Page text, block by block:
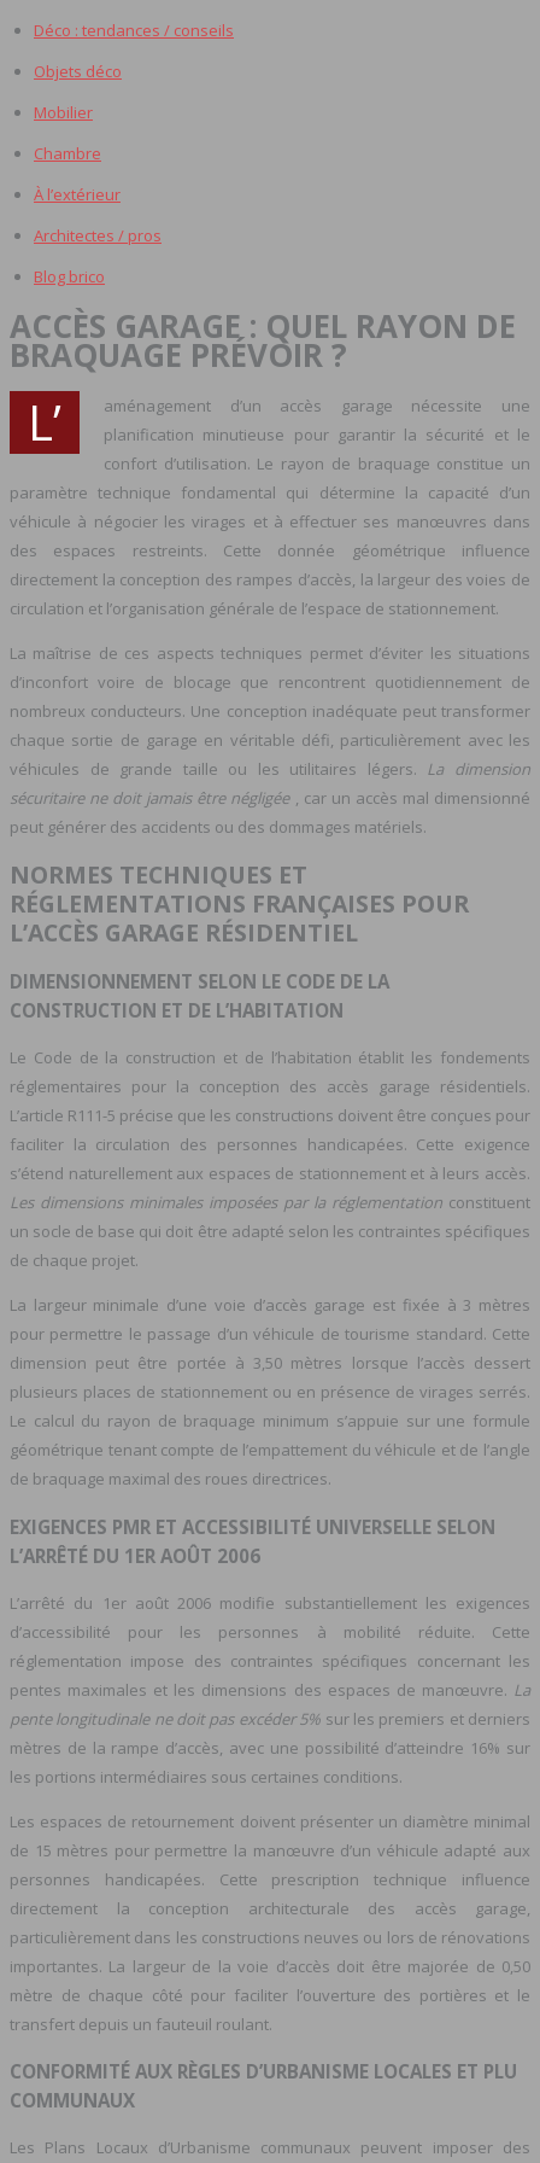
Déco : tendances / conseils
Objets déco
Mobilier
Chambre
À l’extérieur
Architectes / pros
Blog brico
ACCÈS GARAGE : QUEL RAYON DE
BRAQUAGE PRÉVOIR ?
L’
aménagement d’un accès garage nécessite une
planification minutieuse pour garantir la sécurité et le
confort d’utilisation. Le rayon de braquage constitue un
paramètre technique fondamental qui détermine la capacité d’un
véhicule à négocier les virages et à effectuer ses manœuvres dans
des espaces restreints. Cette donnée géométrique influence
directement la conception des rampes d’accès, la largeur des voies de
circulation et l’organisation générale de l’espace de stationnement.
La maîtrise de ces aspects techniques permet d’éviter les situations
d’inconfort voire de blocage que rencontrent quotidiennement de
nombreux conducteurs. Une conception inadéquate peut transformer
chaque sortie de garage en véritable défi, particulièrement avec les
véhicules de grande taille ou les utilitaires légers. La dimension
sécuritaire ne doit jamais être négligée , car un accès mal dimensionné
peut générer des accidents ou des dommages matériels.
NORMES TECHNIQUES ET
RÉGLEMENTATIONS FRANÇAISES POUR
L’ACCÈS GARAGE RÉSIDENTIEL
DIMENSIONNEMENT SELON LE CODE DE LA
CONSTRUCTION ET DE L’HABITATION
Le Code de la construction et de l’habitation établit les fondements
réglementaires pour la conception des accès garage résidentiels.
L’article R111-5 précise que les constructions doivent être conçues pour
faciliter la circulation des personnes handicapées. Cette exigence
s’étend naturellement aux espaces de stationnement et à leurs accès.
Les dimensions minimales imposées par la réglementation constituent
un socle de base qui doit être adapté selon les contraintes spécifiques
de chaque projet.
La largeur minimale d’une voie d’accès garage est fixée à 3 mètres
pour permettre le passage d’un véhicule de tourisme standard. Cette
dimension peut être portée à 3,50 mètres lorsque l’accès dessert
plusieurs places de stationnement ou en présence de virages serrés.
Le calcul du rayon de braquage minimum s’appuie sur une formule
géométrique tenant compte de l’empattement du véhicule et de l’angle
de braquage maximal des roues directrices.
EXIGENCES PMR ET ACCESSIBILITÉ UNIVERSELLE SELON
L’ARRÊTÉ DU 1ER AOÛT 2006
L’arrêté du 1er août 2006 modifie substantiellement les exigences
d’accessibilité pour les personnes à mobilité réduite. Cette
réglementation impose des contraintes spécifiques concernant les
pentes maximales et les dimensions des espaces de manœuvre. La
pente longitudinale ne doit pas excéder 5% sur les premiers et derniers
mètres de la rampe d’accès, avec une possibilité d’atteindre 16% sur
les portions intermédiaires sous certaines conditions.
Les espaces de retournement doivent présenter un diamètre minimal
de 15 mètres pour permettre la manœuvre d’un véhicule adapté aux
personnes handicapées. Cette prescription technique influence
directement la conception architecturale des accès garage,
particulièrement dans les constructions neuves ou lors de rénovations
importantes. La largeur de la voie d’accès doit être majorée de 0,50
mètre de chaque côté pour faciliter l’ouverture des portières et le
transfert depuis un fauteuil roulant.
CONFORMITÉ AUX RÈGLES D’URBANISME LOCALES ET PLU
COMMUNAUX
Les Plans Locaux d’Urbanisme communaux peuvent imposer des